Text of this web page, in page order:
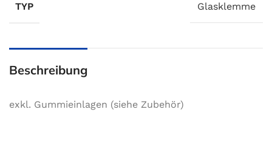
TYP Glasklemme
Beschreibung
exkl. Gummieinlagen (siehe Zubehör)